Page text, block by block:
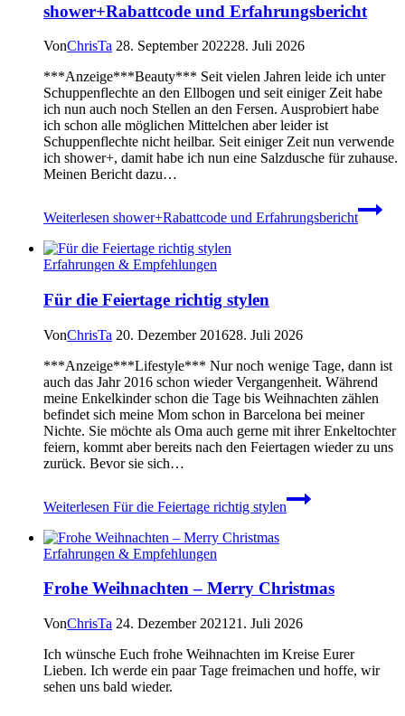
shower+Rabattcode und Erfahrungsbericht
VonChrisTa 28. September 202228. Juli 2026
***Anzeige***Beauty*** Seit vielen Jahren leide ich unter
Schuppenflechte an den Ellbogen und seit einiger Zeit habe
ich nun auch noch Stellen an den Fersen. Ausprobiert habe
ich schon alle möglichen Mittelchen aber leider ist
Schuppenflechte nicht heilbar. Seit einiger Zeit nun verwende
ich shower+, damit habe ich nun eine Salzdusche für zuhause.
Meinen Bericht dazu…
Weiterlesen shower+Rabattcode und Erfahrungsbericht
Erfahrungen & Empfehlungen
Für die Feiertage richtig stylen
VonChrisTa 20. Dezember 201628. Juli 2026
***Anzeige***Lifestyle*** Nur noch wenige Tage, dann ist
auch das Jahr 2016 schon wieder Vergangenheit. Während
meine Enkelkinder schon die Tage bis Weihnachten zählen
befindet sich meine Mom schon in Barcelona bei meiner
Nichte. Sie möchte als Oma auch gerne mit ihrer Enkeltochter
feiern, kommt aber bereits nach den Feiertagen wieder zu uns
zurück. Bevor sie sich…
Weiterlesen Für die Feiertage richtig stylen
Erfahrungen & Empfehlungen
Frohe Weihnachten – Merry Christmas
VonChrisTa 24. Dezember 2021 21. Juli 2026
Ich wünsche Euch frohe Weihnachten im Kreise Eurer
Lieben. Ich werde ein paar Tage freimachen und hoffe, wir
sehen uns bald wieder.